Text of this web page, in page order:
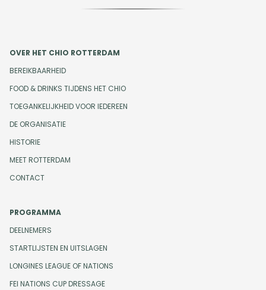
OVER HET CHIO ROTTERDAM
BEREIKBAARHEID
FOOD & DRINKS TIJDENS HET CHIO
TOEGANKELIJKHEID VOOR IEDEREEN
DE ORGANISATIE
HISTORIE
MEET ROTTERDAM
CONTACT
PROGRAMMA
DEELNEMERS
STARTLIJSTEN EN UITSLAGEN
LONGINES LEAGUE OF NATIONS
FEI NATIONS CUP DRESSAGE